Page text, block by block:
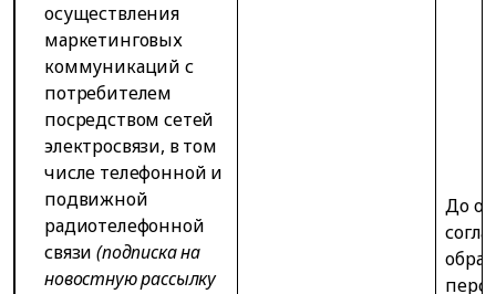
осуществления
маркетинговых
коммуникаций с
потребителем
посредством сетей
электросвязи, в том
числе телефонной и
подвижной
радиотелефонной
связи(подписка на
новостную рассылку
До